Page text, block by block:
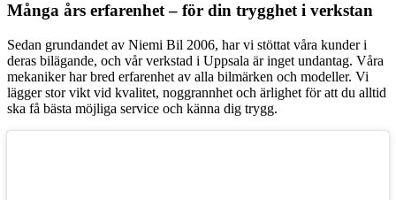
Många års erfarenhet – för din trygghet i verkstan
Sedan grundandet av Niemi Bil 2006, har vi stöttat våra kunder i
deras bilägande, och vår verkstad i Uppsala är inget undantag. Våra
mekaniker har bred erfarenhet av alla bilmärken och modeller. Vi
lägger stor vikt vid kvalitet, noggrannhet och ärlighet för att du alltid
ska få bästa möjliga service och känna dig trygg.